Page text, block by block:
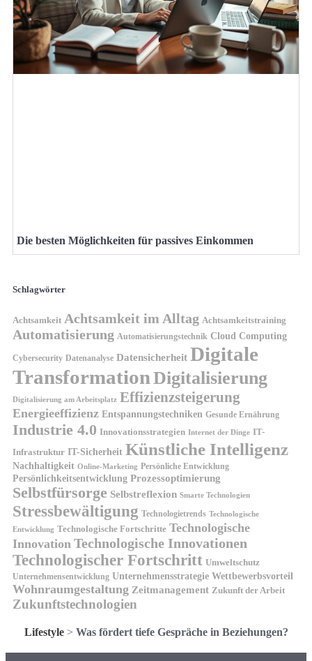
Die besten Möglichkeiten für passives Einkommen
Schlagwörter
Achtsamkeit Achtsamkeit im Alltag Achtsamkeitstraining
Automatisierung Automatisierungstechnik Cloud Computing
Cybersecurity Datenanalyse Datensicherheit Digitale
TransformationDigitalisierung
Digitalisierung am Arbeitsplatz Effizienzsteigerung
Energieeffizienz Entspannungstechniken Gesunde Ernährung
Industrie 4.0 Innovationsstrategien Internet der Dinge IT-
Infrastruktur IT-Sicherheit Künstliche Intelligenz
Nachhaltigkeit Online-Marketing Persönliche Entwicklung
Persönlichkeitsentwicklung Prozessoptimierung
Selbstfürsorge Selbstreflexion Smarte Technologien
Stressbewältigung Technologietrends Technologische
Entwicklung Technologische Fortschritte Technologische
Innovation Technologische Innovationen
Technologischer Fortschritt Umweltschutz
Unternehmensentwicklung Unternehmensstrategie Wettbewerbsvorteil
Wohnraumgestaltung Zeitmanagement Zukunft der Arbeit
Zukunftstechnologien
Lifestyle> Was fördert tiefe Gespräche in Beziehungen?